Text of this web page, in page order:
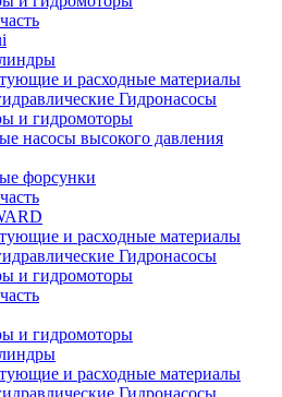
и расходные материалы
Гидронасосы
и гидромоторы
насосы высокого давления
форсунки
и расходные материалы
Гидронасосы
и гидромоторы
и гидромоторы
и расходные материалы
Гидронасосы